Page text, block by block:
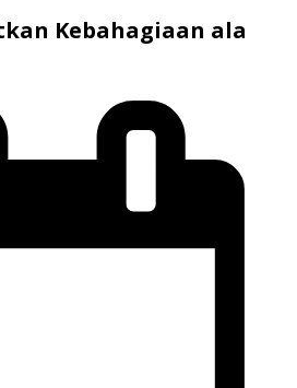
Kebahagiaan ala